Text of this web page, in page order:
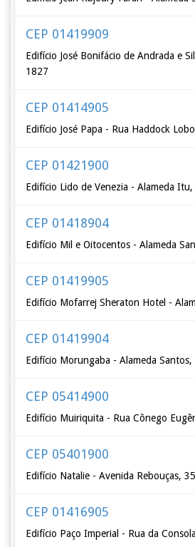
CEP 01419909
Edifício José Bonifácio de Andrada e
1827
CEP 01414905
Edifício José Papa - Rua Haddock
CEP 01421900
Edifício Lido de Venezia - Alameda Itu,
CEP 01418904
Edifício Mil e Oitocentos - Alameda
CEP 01419905
Edifício Mofarrej Sheraton Hotel -
CEP 01419904
Edifício Morungaba - Alameda Santos,
CEP 05414900
Edifício Muiriquita - Rua Cônego
CEP 05401900
Edifício Natalie - Avenida Rebouças,
CEP 01416905
Edifício Paço Imperial - Rua da